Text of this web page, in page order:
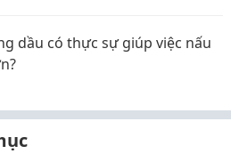
dầu có thực sự giúp việc nấu